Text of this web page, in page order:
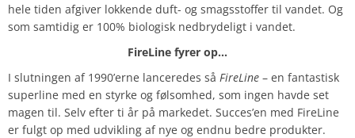
hele tiden afgiver lokkende duft- og smagsstoffer til vandet. Og
som samtidig er 100% biologisk nedbrydeligt i vandet.
FireLine fyrer op…
I slutningen af 1990’erne lanceredes så FireLine – en fantastisk
superline med en styrke og følsomhed, som ingen havde set
magen til. Selv efter ti år på markedet. Succes’en med FireLine
er fulgt op med udvikling af nye og endnu bedre produkter.